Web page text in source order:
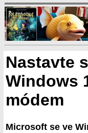
Nastavte
Windows
módem
Microsoft se ve